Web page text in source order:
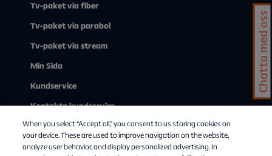
Tv-paket via fiber
Tv-paket via parabol
Tv-paket via stream
Min Sida
Kundservice
Kontakta kundservice
Om Allente
Chatta med oss
When you select “Accept all,” you consent to us storing cookies on
your device. These are used to improve navigation on the website,
analyze user behavior, and display personalized advertising. In